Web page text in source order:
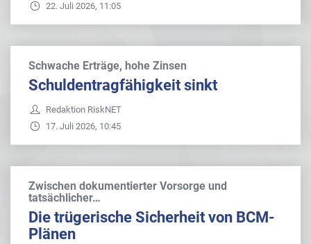
22. Juli 2026, 11:05
Schwache Erträge, hohe Zinsen
Schuldentragfähigkeit sinkt
Redaktion RiskNET
17. Juli 2026, 10:45
Zwischen dokumentierter Vorsorge und
tatsächlicher…
Die trügerische Sicherheit von BCM-
Plänen